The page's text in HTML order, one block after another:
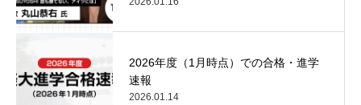
2026年度（1月時点）での合格・進学
速報
2026.01.14